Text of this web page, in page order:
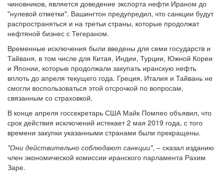
чиновников, является доведение экспорта нефти Ираном до
"нулевой отметки". Вашингтон предупредил, что санкции будут
распространяться и на третьи страны, которые продолжат
нефтяной бизнес с Тегераном.
Временные исключения были введены для семи государств и
Тайваня, в том числе для Китая, Индии, Турции, Южной Кореи
и Японии, которые продолжали закупать иранскую нефть
вплоть до апреля текущего года. Греция, Италия и Тайвань не
смогли воспользоваться этой отсрочкой по вопросам,
связанным со страховкой.
В конце апреля госсекретарь США Майк Помпео объявил, что
срок действия исключений истекает 2 мая 2019 года, с того
времени закупки указанными странами были прекращены.
"Они действительно соблюдают санкции", – сказал изданию
член экономической комиссии иранского парламента Рахим
Заре.